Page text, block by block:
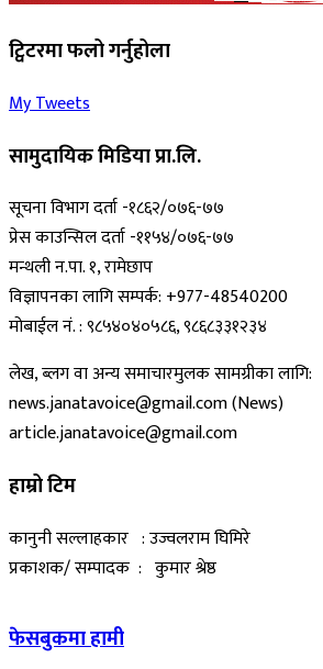
ट्विटरमा फलो गर्नुहोला
My Tweets
सामुदायिक मिडिया प्रा.लि.
सूचना विभाग दर्ता -१८६२/०७६-७७
प्रेस काउन्सिल दर्ता -११५४/०७६-७७
मन्थली न.पा. १, रामेछाप
विज्ञापनका लागि सम्पर्क: +977-48540200
मोबाईल नं. : ९८५४०४०५८६, ९८६८३३१२३४
लेख, ब्लग वा अन्य समाचारमुलक सामग्रीका लागि:
news.janatavoice@gmail.com (News)
article.janatavoice@gmail.com
हाम्रो टिम
कानुनी सल्लाहकार : उज्वलराम घिमिरे
प्रकाशक/ सम्पादक : कुमार श्रेष्ठ
फेसबुकमा हामी